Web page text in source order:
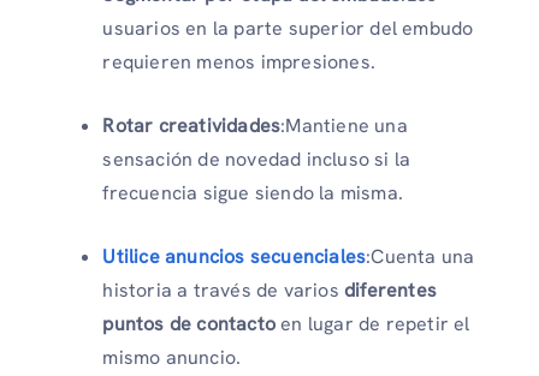
usuarios en la parte superior del embudo
requieren menos impresiones.
Rotar creatividades:Mantiene una
sensación de novedad incluso si la
frecuencia sigue siendo la misma.
Utilice anuncios secuenciales:Cuenta una
historia a través de varios diferentes
puntos de contactoen lugar de repetir el
mismo anuncio.